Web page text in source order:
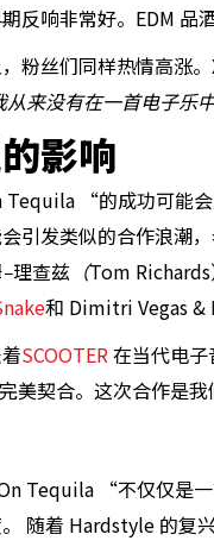
反响非常好。EDM 品
粉丝们同样热情高涨。
从来没有在一首电子乐
影响
Tequila “的成功可能会
引发类似的合作浪潮
–理查兹 （Tom
和 Dimitri Vegas &
SCOOTER在当代电
美契合。这次合作是
Tequila “不仅仅是
随着 Hardstyle 的复